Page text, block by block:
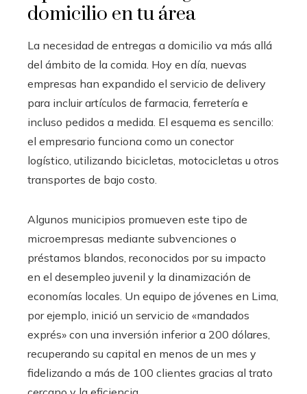
domicilio en tu área
La necesidad de entregas a domicilio va más allá
del ámbito de la comida. Hoy en día, nuevas
empresas han expandido el servicio de delivery
para incluir artículos de farmacia, ferretería e
incluso pedidos a medida. El esquema es sencillo:
el empresario funciona como un conector
logístico, utilizando bicicletas, motocicletas u otros
transportes de bajo costo.
Algunos municipios promueven este tipo de
microempresas mediante subvenciones o
préstamos blandos, reconocidos por su impacto
en el desempleo juvenil y la dinamización de
economías locales. Un equipo de jóvenes en Lima,
por ejemplo, inició un servicio de «mandados
exprés» con una inversión inferior a 200 dólares,
recuperando su capital en menos de un mes y
fidelizando a más de 100 clientes gracias al trato